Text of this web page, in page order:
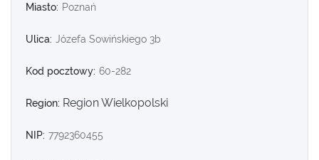
Miasto: Poznań
Ulica: Józefa Sowińskiego 3b
Kod pocztowy: 60-282
Region: Region Wielkopolski
NIP: 7792360455